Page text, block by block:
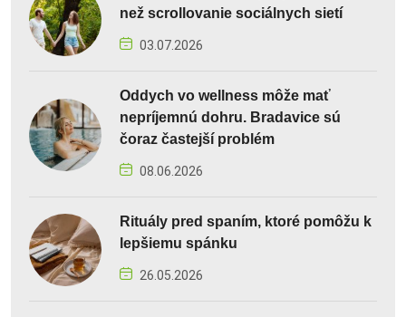
než scrollovanie sociálnych sietí
03.07.2026
Oddych vo wellness môže mať
nepríjemnú dohru. Bradavice sú
čoraz častejší problém
08.06.2026
Rituály pred spaním, ktoré pomôžu k
lepšiemu spánku
26.05.2026